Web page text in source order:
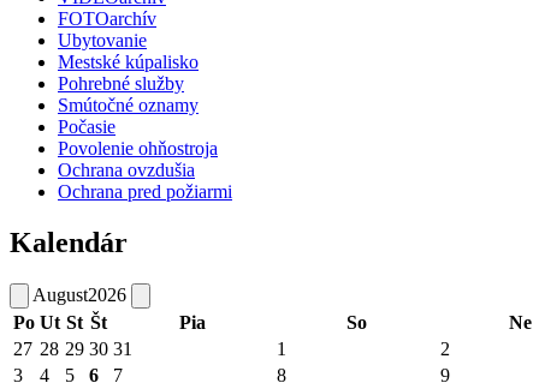
FOTOarchív
Ubytovanie
Mestské kúpalisko
Pohrebné služby
Smútočné oznamy
Počasie
Povolenie ohňostroja
Ochrana ovzdušia
Ochrana pred požiarmi
Kalendár
August2026
Po Ut St Št Pia So
Ne
27 28 29 30 31 1
2
3
4 5 6 7 8 9